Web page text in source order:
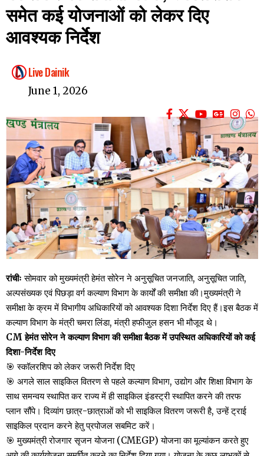
समेत कई योजनाओं को लेकर दिए
आवश्यक निर्देश
Live Dainik
June 1, 2026
रांचीः सोमवार को मुख्यमंत्री हेमंत सोरेन ने अनुसूचित जनजाति, अनुसूचित जाति,
अल्पसंख्यक एवं पिछड़ा वर्ग कल्याण विभाग के कार्यों की समीक्षा की।मुख्यमंत्री ने
समीक्षा के क्रम में विभागीय अधिकारियों को आवश्यक दिशा निर्देश दिए हैं।इस बैठक में
कल्याण विभाग के मंत्री चमरा लिंडा, मंत्री हफीजुल हसन भी मौजूद थे।
CM हेमंत सोरेन ने कल्याण विभाग की समीक्षा बैठक में उपस्थित अधिकारियों को कई
दिशा-निर्देश दिए
🎯 स्कॉलरशिप को लेकर जरूरी निर्देश दिए
🎯 अगले साल साइकिल वितरण से पहले कल्याण विभाग, उद्योग और शिक्षा विभाग के
साथ समन्वय स्थापित कर राज्य में ही साइकिल इंडस्ट्री स्थापित करने की तरफ
प्लान सौंपे। दिव्यांग छात्र-छात्राओं को भी साइकिल वितरण जरूरी है, उन्हें ट्राई
साइकिल प्रदान करने हेतु प्रपोजल सबमिट करें।
🎯 मुख्यमंत्री रोजगार सृजन योजना (CMEGP) योजना का मूल्यांकन करते हुए